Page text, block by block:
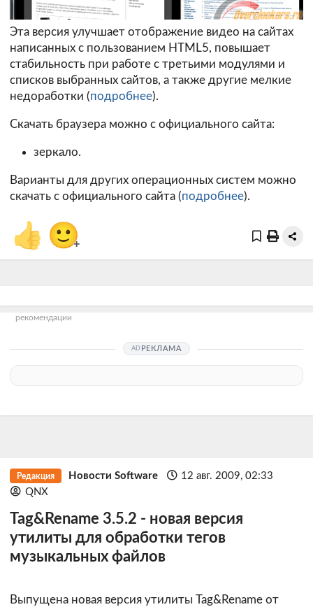
Эта версия улучшает отображение видео на сайтах
написанных с пользованием HTML5, повышает
стабильность при работе с третьими модулями и
списков выбранных сайтов, а также другие мелкие
недоработки (подробнее).
Скачать браузера можно с официального сайта:
зеркало.
Варианты для других операционных систем можно
скачать с официального сайта (подробнее).
👍 🙂
+
рекомендации
РЕКЛАМА
Редакция Новости Software
12 авг. 2009, 02:33
QNX
Tag&Rename 3.5.2 - новая версия
утилиты для обработки тегов
музыкальных файлов
Выпущена новая версия утилиты Tag&Rename от